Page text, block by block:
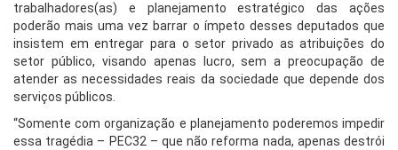
trabalhadores(as) e planejamento estratégico das ações
poderão mais uma vez barrar o ímpeto desses deputados que
insistem em entregar para o setor privado as atribuições do
setor público, visando apenas lucro, sem a preocupação de
atender as necessidades reais da sociedade que depende dos
serviços públicos.
“Somente com organização e planejamento poderemos impedir
essa tragédia – PEC32 – que não reforma nada, apenas destrói